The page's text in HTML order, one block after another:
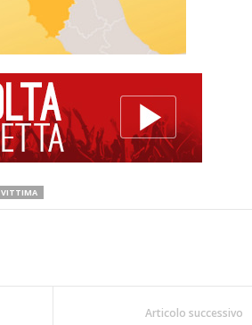
VITTIMA
Articolo successivo